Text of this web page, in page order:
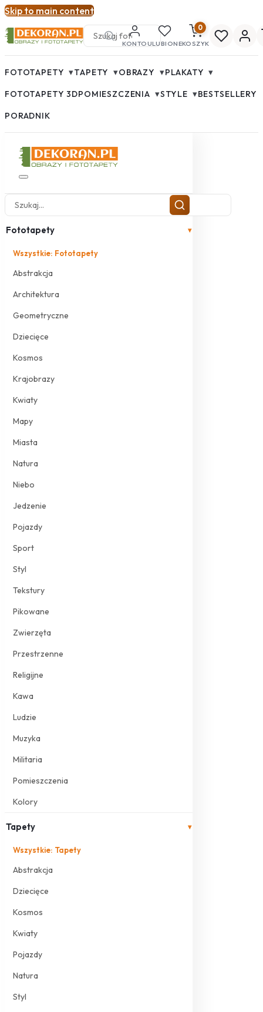
Skip to main content
KONTOULUBIONE
0
KOSZYK
FOTOTAPETY ▾TAPETY ▾OBRAZY ▾PLAKATY ▾
FOTOTAPETY 3DPOMIESZCZENIA ▾STYLE ▾BESTSELLERY
PORADNIK
Fototapety ▾
Wszystkie: Fototapety
Abstrakcja
Architektura
Geometryczne
Dziecięce
Kosmos
Krajobrazy
Kwiaty
Mapy
Miasta
Natura
Niebo
Jedzenie
Pojazdy
Sport
Styl
Tekstury
Pikowane
Zwierzęta
Przestrzenne
Religijne
Kawa
Ludzie
Muzyka
Militaria
Pomieszczenia
Kolory
Tapety ▾
Wszystkie: Tapety
Abstrakcja
Dziecięce
Kosmos
Kwiaty
Pojazdy
Natura
Styl